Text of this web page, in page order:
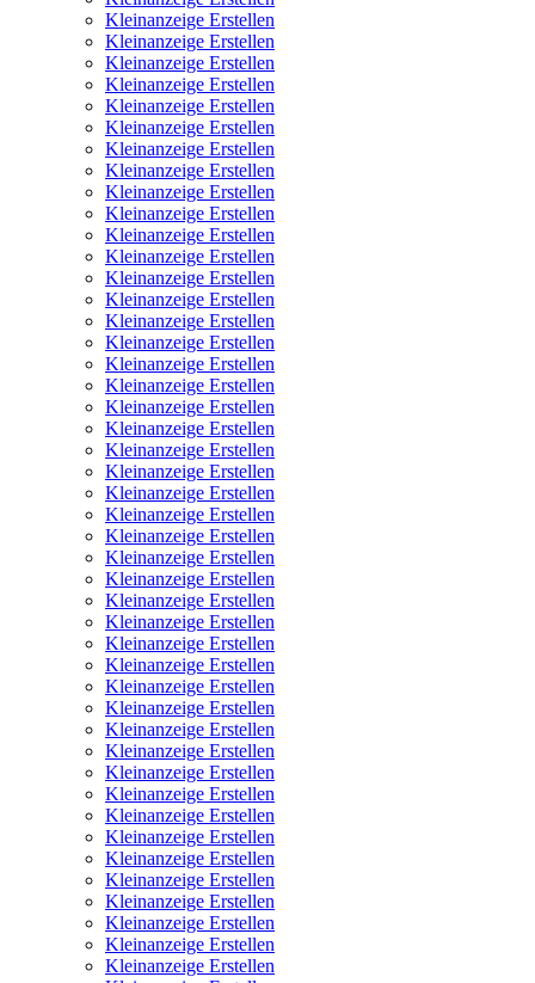
Kleinanzeige Erstellen
Kleinanzeige Erstellen
Kleinanzeige Erstellen
Kleinanzeige Erstellen
Kleinanzeige Erstellen
Kleinanzeige Erstellen
Kleinanzeige Erstellen
Kleinanzeige Erstellen
Kleinanzeige Erstellen
Kleinanzeige Erstellen
Kleinanzeige Erstellen
Kleinanzeige Erstellen
Kleinanzeige Erstellen
Kleinanzeige Erstellen
Kleinanzeige Erstellen
Kleinanzeige Erstellen
Kleinanzeige Erstellen
Kleinanzeige Erstellen
Kleinanzeige Erstellen
Kleinanzeige Erstellen
Kleinanzeige Erstellen
Kleinanzeige Erstellen
Kleinanzeige Erstellen
Kleinanzeige Erstellen
Kleinanzeige Erstellen
Kleinanzeige Erstellen
Kleinanzeige Erstellen
Kleinanzeige Erstellen
Kleinanzeige Erstellen
Kleinanzeige Erstellen
Kleinanzeige Erstellen
Kleinanzeige Erstellen
Kleinanzeige Erstellen
Kleinanzeige Erstellen
Kleinanzeige Erstellen
Kleinanzeige Erstellen
Kleinanzeige Erstellen
Kleinanzeige Erstellen
Kleinanzeige Erstellen
Kleinanzeige Erstellen
Kleinanzeige Erstellen
Kleinanzeige Erstellen
Kleinanzeige Erstellen
Kleinanzeige Erstellen
Kleinanzeige Erstellen